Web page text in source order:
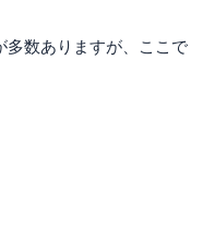
多数ありますが、ここで